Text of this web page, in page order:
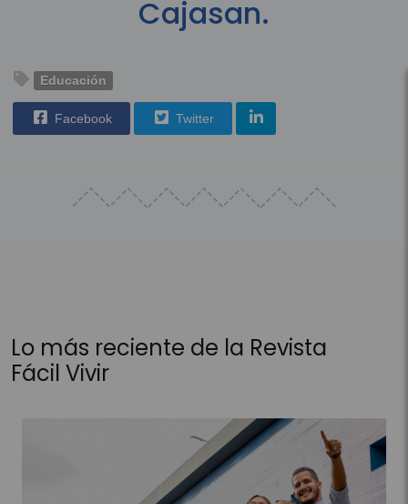
Cajasan.
Educación
Facebook Twitter
Lo más reciente de la Revista
Fácil Vivir